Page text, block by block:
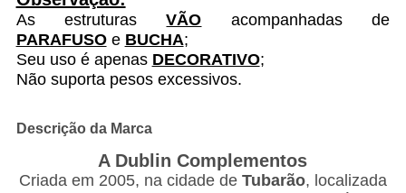
As estruturasVÃO
acompanhadas de
PARAFUSO e BUCHA;
Seu uso é apenas DECORATIVO;
Não suporta pesos excessivos.
Descrição da Marca
A Dublin Complementos
Criada em 2005, na cidade de Tubarão, localizada